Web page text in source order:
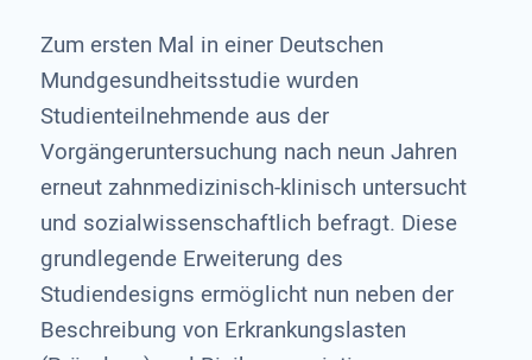
Zum ersten Mal in einer Deutschen
Mundgesundheitsstudie wurden
Studienteilnehmende aus der
Vorgängeruntersuchung nach neun Jahren
erneut zahnmedizinisch-klinisch untersucht
und sozialwissenschaftlich befragt. Diese
grundlegende Erweiterung des
Studiendesigns ermöglicht nun neben der
Beschreibung von Erkrankungslasten